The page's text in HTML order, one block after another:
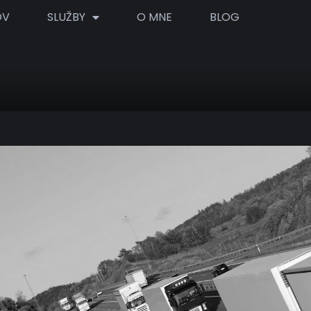
SLUŽBY O MNE BLOG